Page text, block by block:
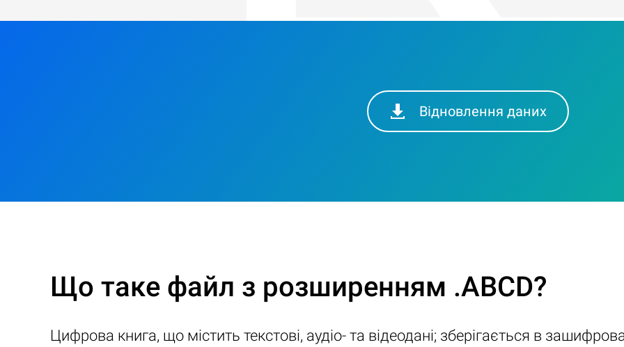
Відновлення даних
Що таке файл з розширенням .ABCD?
Цифрова книга, що містить текстові, аудіо- та відеодані; зберігається в